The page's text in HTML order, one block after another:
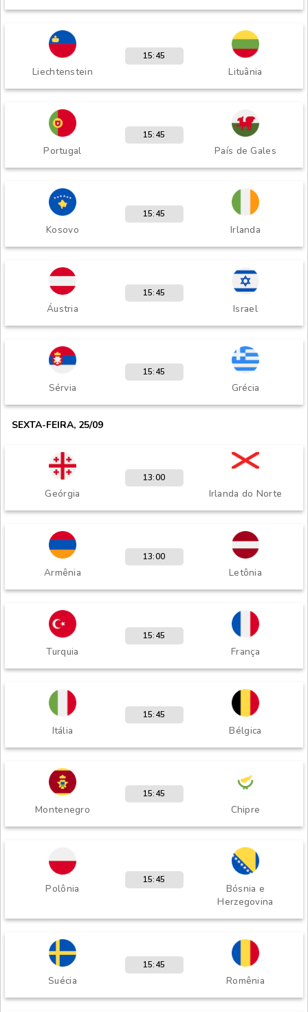
Liechtenstein Lituânia
15:45
Portugal País de Gales
15:45
Kosovo Irlanda
15:45
Áustria Israel
15:45
Sérvia Grécia
15:45
SEXTA-FEIRA, 25/09
Geórgia Irlanda do Norte
13:00
Armênia Letônia
13:00
Turquia França
15:45
Itália Bélgica
15:45
Montenegro Chipre
15:45
Polônia
Bósnia e
Herzegovina
15:45
Suécia Romênia
15:45